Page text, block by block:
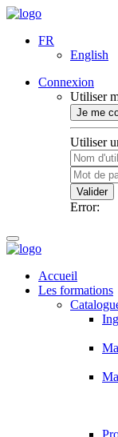
FR
English
Connexion
Utiliser
Je me
Utiliser
Valider
Error:
Accueil
Les formations